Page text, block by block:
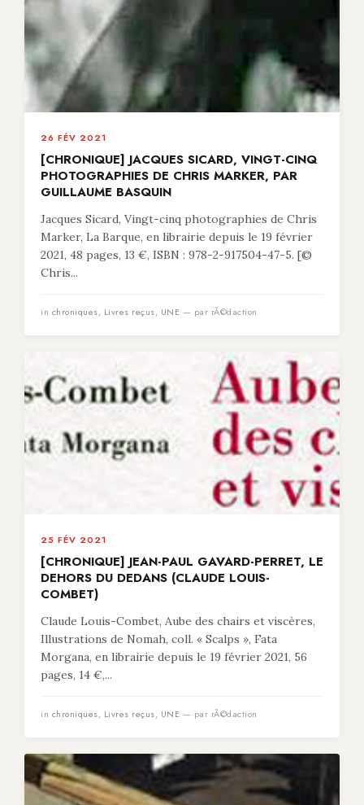
26 FÉV 2021
[CHRONIQUE] JACQUES SICARD, VINGT-CINQ
PHOTOGRAPHIES DE CHRIS MARKER, PAR
GUILLAUME BASQUIN
Jacques Sicard, Vingt-cinq photographies de Chris
Marker, La Barque, en librairie depuis le 19 février
2021, 48 pages, 13 €, ISBN : 978-2-917504-47-5. [©
Chris...
in chroniques, Livres reçus, UNE — par rÃ©daction
25 FÉV 2021
[CHRONIQUE] JEAN-PAUL GAVARD-PERRET, LE
DEHORS DU DEDANS (CLAUDE LOUIS-
COMBET)
Claude Louis-Combet, Aube des chairs et viscères,
Illustrations de Nomah, coll. « Scalps », Fata
Morgana, en librairie depuis le 19 février 2021, 56
pages, 14 €,...
in chroniques, Livres reçus, UNE — par rÃ©daction